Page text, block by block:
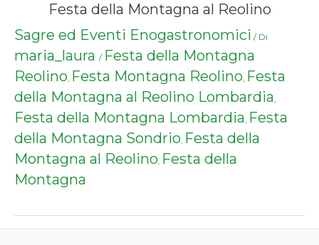
Festa della Montagna al Reolino
Sagre ed Eventi Enogastronomici / Di
maria_laura / Festa della Montagna
Reolino, Festa Montagna Reolino, Festa
della Montagna al Reolino Lombardia,
Festa della Montagna Lombardia, Festa
della Montagna Sondrio, Festa della
Montagna al Reolino, Festa della
Montagna